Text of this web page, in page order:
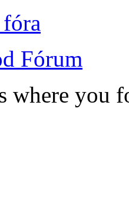
Fórum
where you